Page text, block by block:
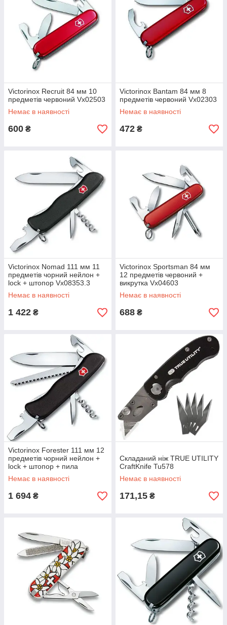
Victorinox Recruit 84 мм 10
предметів червоний Vx02503
Немає в наявності
600 ₴
Victorinox Bantam 84 мм 8
предметів червоний Vx02303
Немає в наявності
472 ₴
Victorinox Nomad 111 мм 11
предметів чорний нейлон +
lock + штопор Vx08353.3
Немає в наявності
1 422 ₴
Victorinox Sportsman 84 мм
12 предметів червоний +
викрутка Vx04603
Немає в наявності
688 ₴
Victorinox Forester 111 мм 12
предметів чорний нейлон +
lock + штопор + пила
Vx08363.3
Немає в наявності
1 694 ₴
Складаний ніж TRUE UTILITY
CraftKnife Tu578
Немає в наявності
171,15 ₴